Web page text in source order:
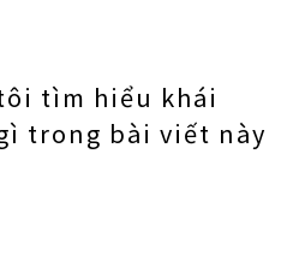
tìm hiểu khái
trong bài viết này